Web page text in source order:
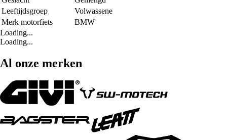
Leeftijdsgroep
Volwassene
Merk motorfiets
BMW
Loading...
Loading...
Al onze merken